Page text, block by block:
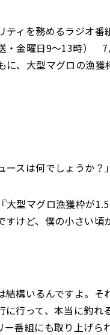
ティを務めるラジオ
・金曜日9〜13時）
に、大型マグロの漁
ースは何でしょうか？」
大型マグロ漁獲枠が
けど、僕の小さい頃
結構いるんですよ。
行って、本当に釣れ
番組にも取り上げら